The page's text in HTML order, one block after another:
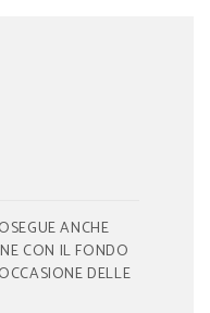
ANCHE
CON IL FONDO
DELLE